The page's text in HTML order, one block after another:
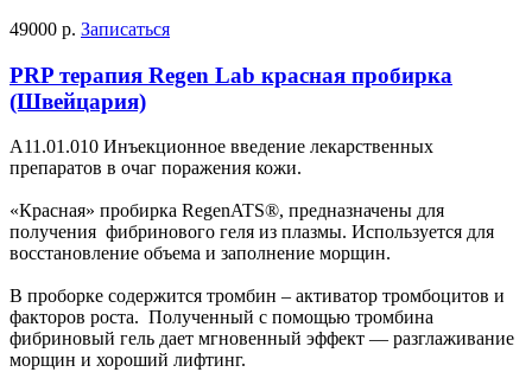
49000 р. Записаться
PRP терапия Regen Lab красная пробирка
(Швейцария)
А11.01.010 Инъекционное введение лекарственных
препаратов в очаг поражения кожи.
«Красная» пробирка RegenATS®, предназначены для
получения фибринового геля из плазмы. Используется для
восстановление объема и заполнение морщин.
В проборке содержится тромбин – активатор тромбоцитов и
факторов роста. Полученный с помощью тромбина
фибриновый гель дает мгновенный эффект — разглаживание
морщин и хороший лифтинг.